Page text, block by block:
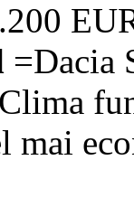
=Dacia
mai